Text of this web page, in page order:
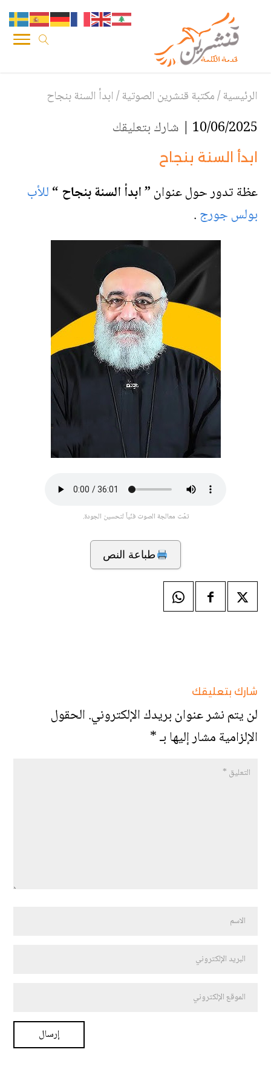
الرئيسية/مكتبة قنشرين الصوتية/ابدأ السنة بنجاح
10/06/2025 | شارك بتعليقك
ابدأ السنة بنجاح
عظة تدور حول عنوان” ابدأ السنة بنجاح“للأب
بولس جورج.
تمّت معالجة الصوت فنّياً لتحسين الجودة.
طباعة النص
شارك بتعليقك
لن يتم نشر عنوان بريدك الإلكتروني.الحقول
الإلزامية مشار إليها بـ*